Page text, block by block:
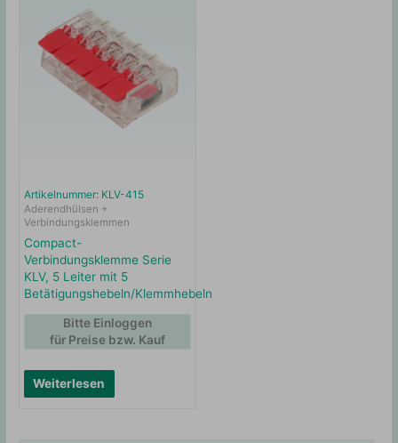
Artikelnummer: KLV-415
Aderendhülsen +
Verbindungsklemmen
Compact-
Verbindungsklemme Serie
KLV, 5 Leiter mit 5
Betätigungshebeln/Klemmhebeln
Weiterlesen
Bitte Einloggen
für Preise bzw. Kauf